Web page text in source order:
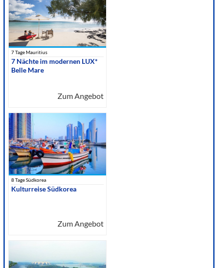
7 Tage Mauritius
7 Nächte im modernen LUX*
Belle Mare
Zum Angebot
8 Tage Südkorea
Kulturreise Südkorea
Zum Angebot